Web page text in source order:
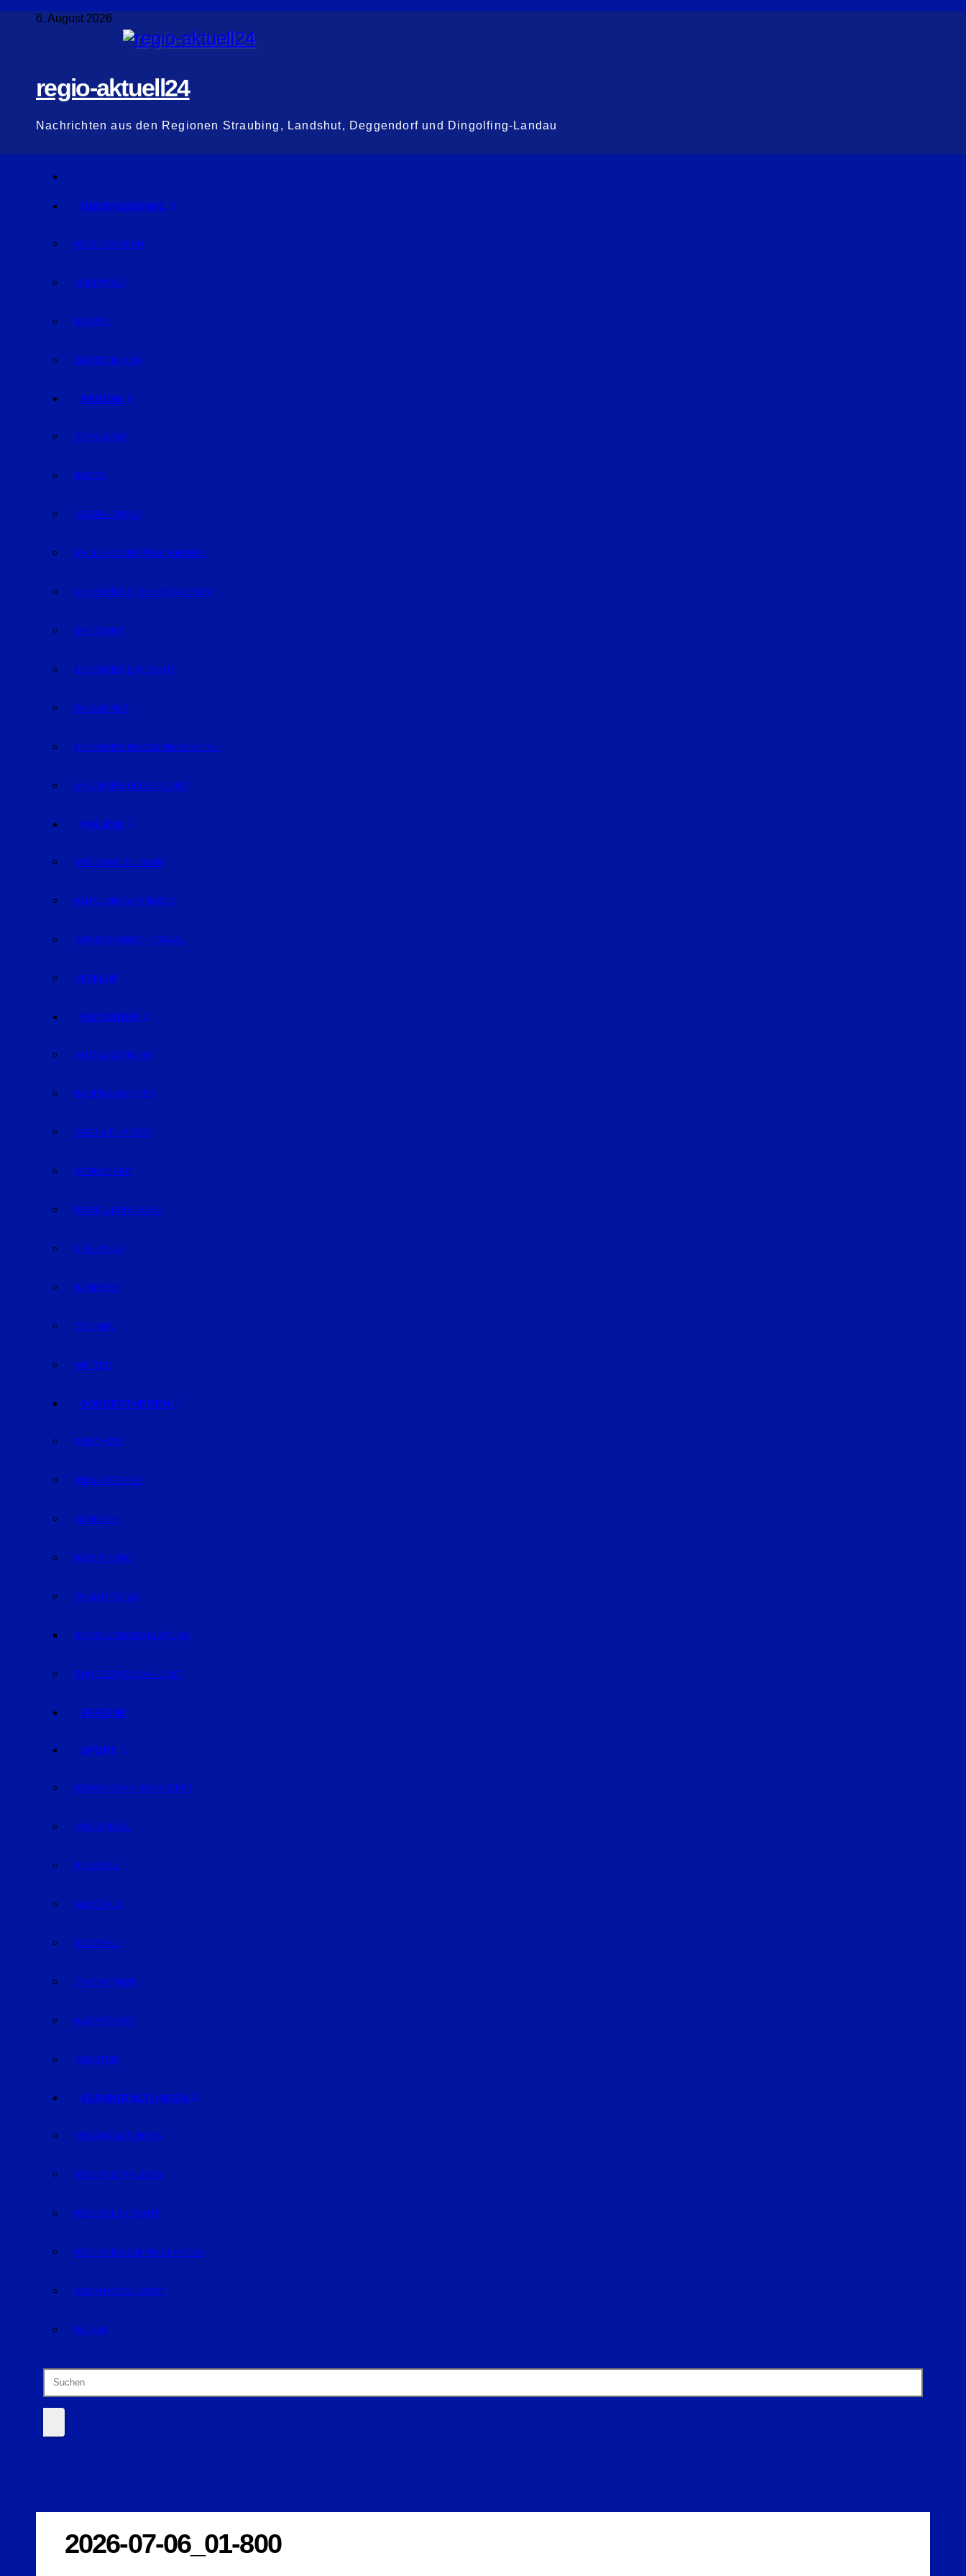
Zum
6. August 2026
regio-aktuell24
Nachrichten aus den Regionen Straubing, Landshut, Deggendorf und Dingolfing-Landau
ÜBERREGIONAL
NIEDERBAYERN
OBERPFALZ
BAYERN
DEUTSCHLAND
REGION
STRAUBING
BOGEN
GEISELHÖRING
MALLERSDORF-PFAFFENBERG
LANDKREIS STRAUBING-BOGEN
LANDSHUT
LANDKREIS LANDSHUT
DINGOLFING
LANDKREIS DINGOLFING-LANDAU
LANDKREIS DEGGENDORF
POLIZEI
POLIZEIMELDUNGEN
FAHNDUNG/VERMISSTE
AUS DEM GERICHTSSAAL
VERKEHR
RATGEBER
AUTO & VERKEHR
BAUEN & WOHNEN
GELD & FINANZEN
GESUNDHEIT
REISE & ERHOLUNG
LIFE-STYLE
KARRIERE
TECHNIK
WETTER
SONDERTHEMEN
PODCASTS
KIDS & TEENIES
SENIOREN
KATZ & HUND
VALENTINSTAG
MEINE LIEBESERKLÄRUNG
BUNDESTAGSWAHL 2017
VEREINE
SPORT
EISHOCKEY/INLINEHOCKEY
VOLLEYBALL
FUSSBALL
HANDBALL
FOOTBALL
TRABRENNEN
KAMPFSPORT
SONSTIGE
VERANSTALTUNGEN
VERANSTALTUNGEN
REGION STRAUBING
REGION LANDSHUT
REGION DINGOLFING-LANDAU
RAUM DEGGENDORF
BLUVAL
2026-07-06_01-800